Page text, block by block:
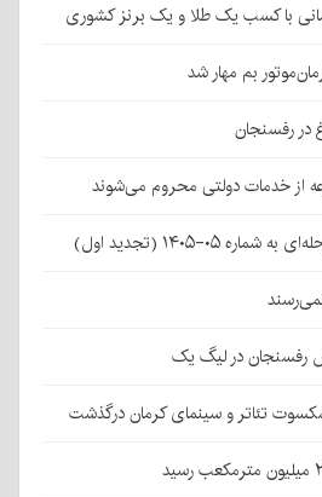
با کسب یک طلا و یک برنز کشوری
بم مهار شد
از خدمات دولتی محروم می‌شوند
۰۵-۱۴۰۵ (تجدید اول)
رفسنجان در لیگ یک
تئاتر و سینمای کرمان درگذشت